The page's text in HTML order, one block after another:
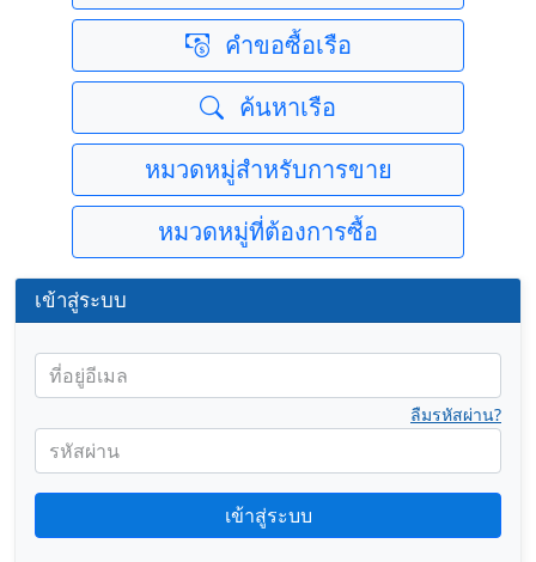
คำขอซื้อเรือ
ค้นหาเรือ
หมวดหมู่สำหรับการขาย
หมวดหมู่ที่ต้องการซื้อ
เข้าสู่ระบบ
ที่อยู่อีเมล
รหัสผ่าน
ลืมรหัสผ่าน?
เข้าสู่ระบบ